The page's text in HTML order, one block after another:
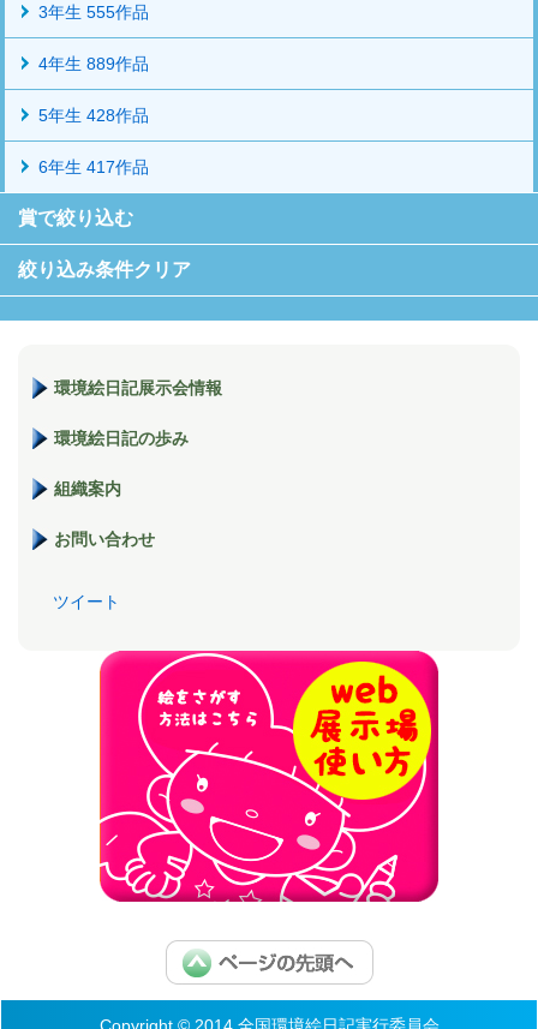
3年生 555作品
4年生 889作品
5年生 428作品
6年生 417作品
賞で絞り込む
絞り込み条件クリア
環境絵日記展示会情報
環境絵日記の歩み
組織案内
お問い合わせ
ツイート
Copyright © 2014 全国環境絵日記実行委員会